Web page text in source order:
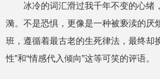
冰冷的词汇滑过我千年不变的心绪
漪。不是恐惧，更像是一种被亵渎的厌
班，遵循着最古老的生死律法，最终却
性”和“情感代入倾向”这等可笑的评语。